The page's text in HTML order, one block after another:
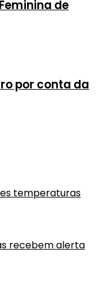
de
por conta da
temperaturas
recebem alerta